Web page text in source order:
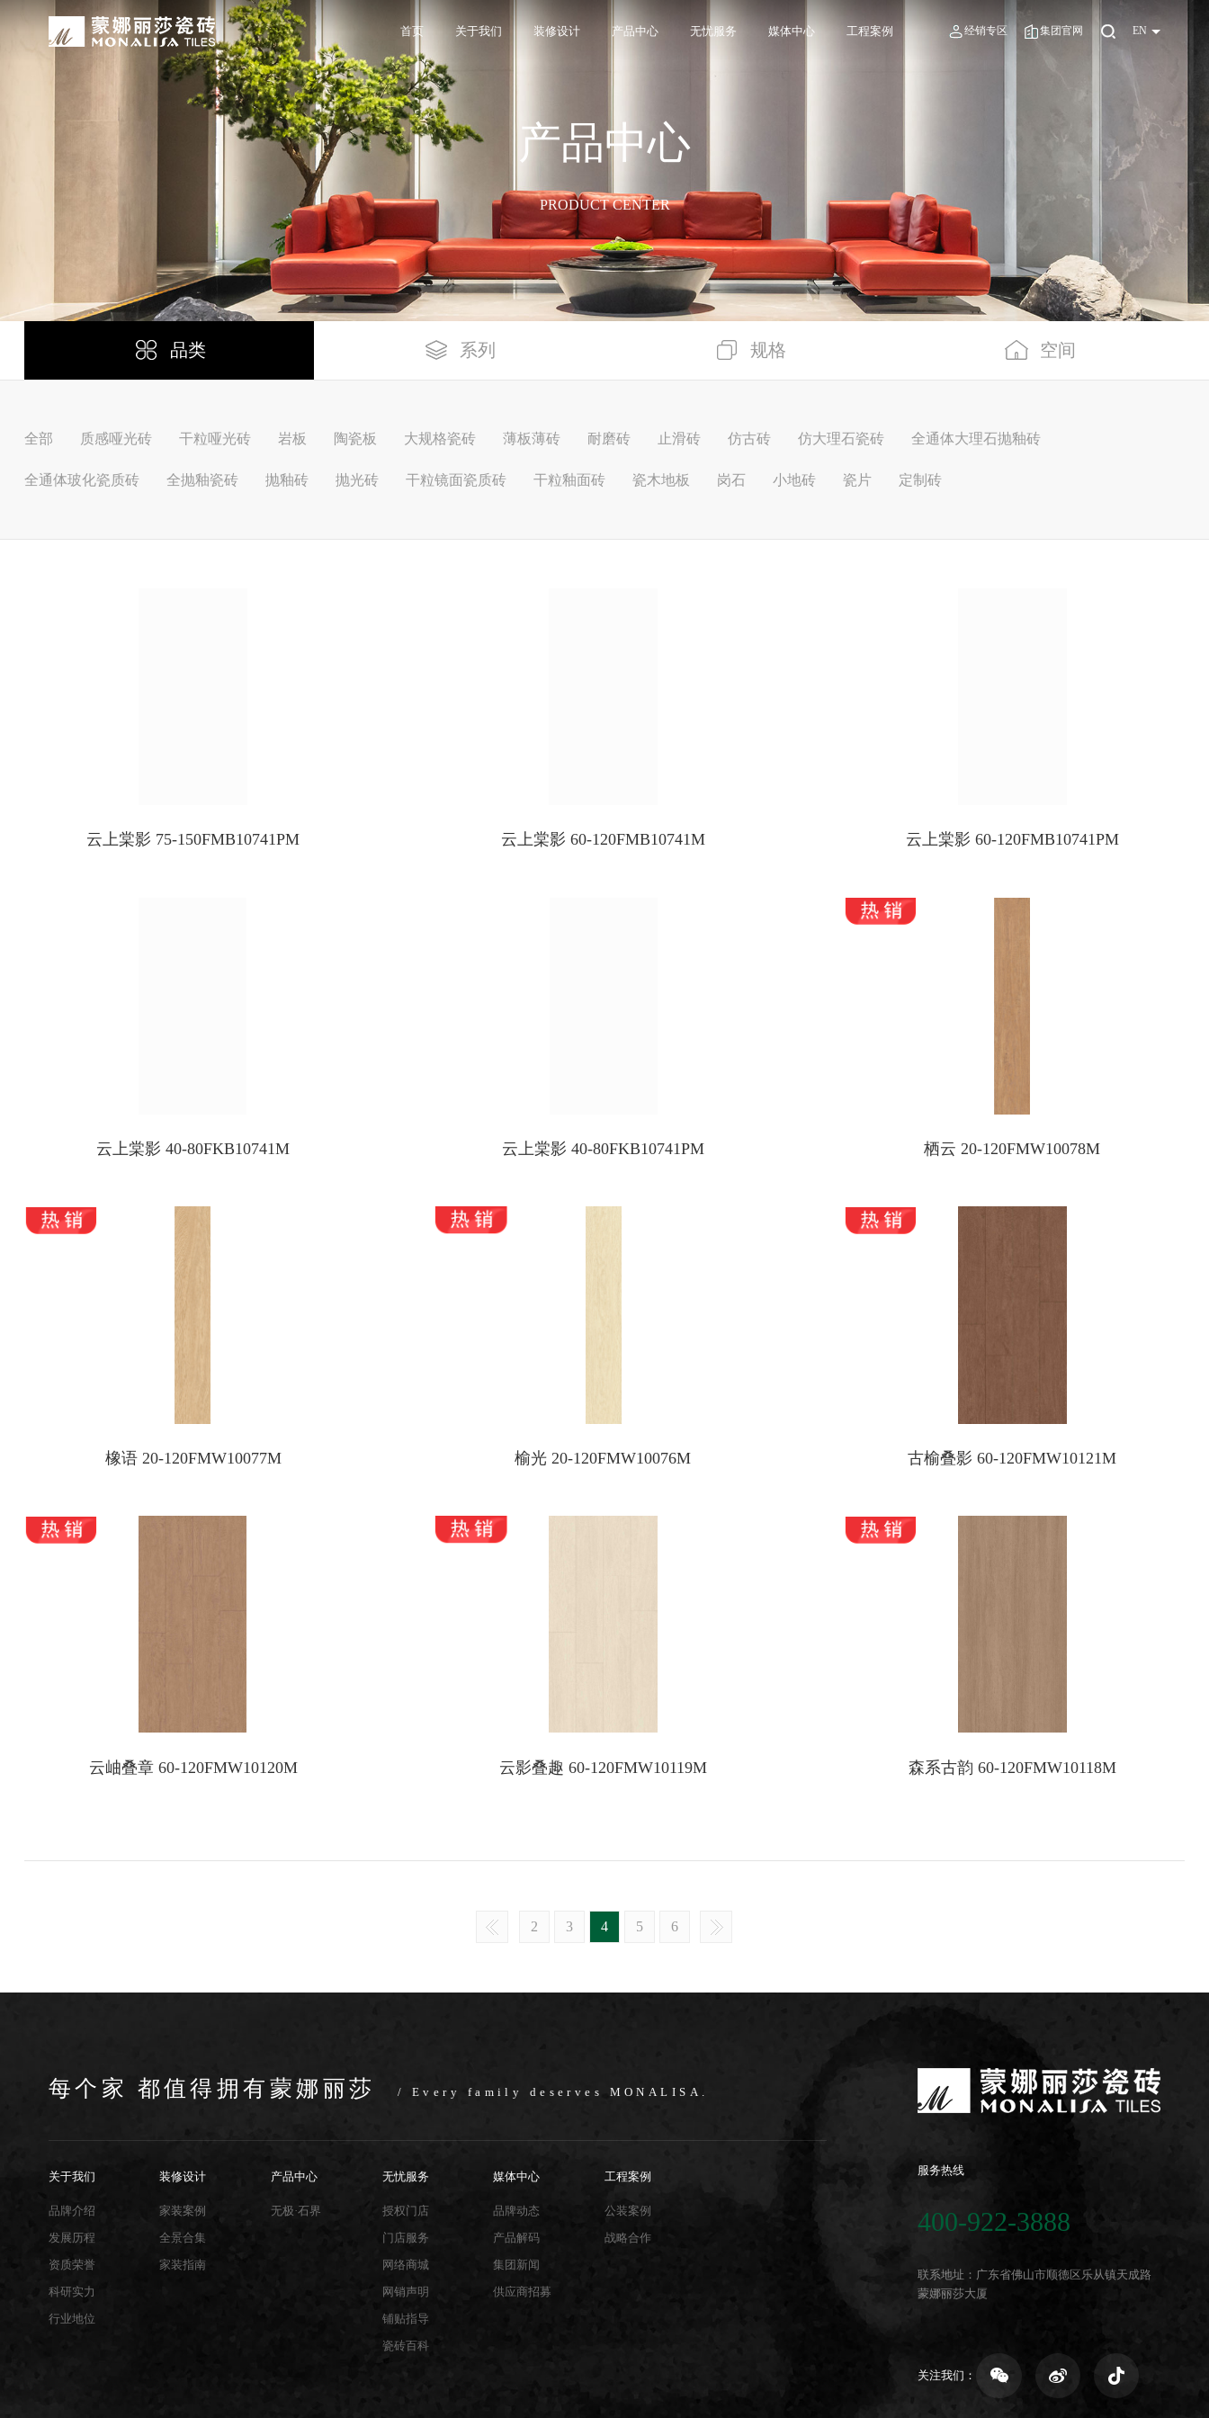
首页 关于我们
关于我们
蒙娜丽莎瓷砖品牌隶属蒙娜丽莎集团有限公司，品牌商标注册于2000年，专注于美化建筑和
生活空间，产品涵盖陶瓷砖和陶瓷薄板、大板、岩板等品类，秉承“每个家 都值得拥有蒙娜丽
莎”的品牌发展理念，将蒙娜丽莎的微笑作为营销服务的核心精神，使顾客在感受艺术化产品
的同时，享受高品质的服务所带来的精神回报，满足人们多样的生活方式需求。
装修设计
装修设计
蒙娜丽莎陶瓷砖、陶瓷大板、岩板多种品类，构建起瓷砖产品全屋定制应用体系，通过上万
套家装案例的应用展示，为大家提供参考和选择。
产品中心
产品中心
蒙娜丽莎「無極·石界」系列遵循“无界与本真”的设计主旨，甄选全球珍稀的天然原石作为设
计蓝本，融合当代的材料应用美学，以多纹理设计、多质感工艺、多规格的动态组合打破常
规、重构空间法则，实现情绪空间的无限表达，为人们提供源源不断的美学灵感，创造无界
无极的生活空间。
无忧服务
无忧服务
蒙娜丽莎在全国拥有超过4000家专卖店和营销网点，打通了线上线下的营销服务渠道，为消
费者带来更多的消费与体验场景。与此同时，蒙娜丽莎对服务体系进行全新升级，推出“微笑
服务”体系以及“密缝铺贴”系统，全面打通陶瓷大板岩板销售的“最后一公里”，解决消费者家
装烦恼，实现无忧省心焕新家。
媒体中心
媒体中心
蒙娜丽莎的微笑作为营销服务的核心精神，使顾客在感受艺术化产品的同时，享受高品质的
服务所带来的精神回报，满足人们多样的生活方式需求。
工程案例
工程案例
以完善的房地产战略合作管理体系，为超百家房地产企业和千万业主提供优质的产品与服
务，为陶瓷行业和房地产企业的战略合作业务树立典范。
经销专区 集团官网 EN
产品中心
PRODUCT CENTER
品类 系列 规格 空间
全部 质感哑光砖 干粒哑光砖 岩板 陶瓷板 大规格瓷砖 薄板薄砖 耐磨砖 止滑砖 仿古砖 仿大理石瓷砖 全通体大理石抛釉砖
全通体玻化瓷质砖 全抛釉瓷砖 抛釉砖 抛光砖 干粒镜面瓷质砖 干粒釉面砖 瓷木地板 岗石 小地砖 瓷片 定制砖
云上棠影 75-150FMB10741PM 云上棠影 60-120FMB10741M 云上棠影 60-120FMB10741PM
云上棠影 40-80FKB10741M 云上棠影 40-80FKB10741PM 栖云 20-120FMW10078M
橡语 20-120FMW10077M 榆光 20-120FMW10076M 古榆叠影 60-120FMW10121M
云岫叠章 60-120FMW10120M 云影叠趣 60-120FMW10119M 森系古韵 60-120FMW10118M
2 3 4 5 6
每个家 都值得拥有蒙娜丽莎 / Every family deserves MONALISA.
关于我们
品牌介绍
发展历程
资质荣誉
科研实力
行业地位
装修设计
家装案例
全景合集
家装指南
产品中心
无极·石界
无忧服务
授权门店
门店服务
网络商城
网销声明
铺贴指导
瓷砖百科
媒体中心
品牌动态
产品解码
集团新闻
供应商招募
工程案例
公装案例
战略合作
服务热线
400-922-3888
联系地址：广东省佛山市顺德区乐从镇天成路
蒙娜丽莎大厦
关注我们：